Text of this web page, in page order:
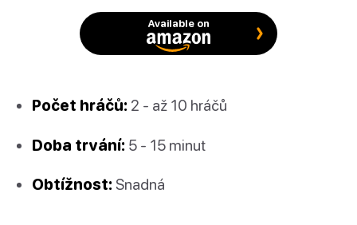
Available on
Počet hráčů: 2 - až 10 hráčů
Doba trvání: 5 - 15 minut
Obtížnost: Snadná